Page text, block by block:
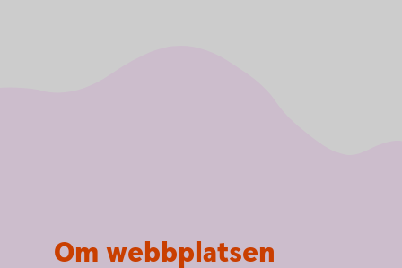
Om webbplatsen